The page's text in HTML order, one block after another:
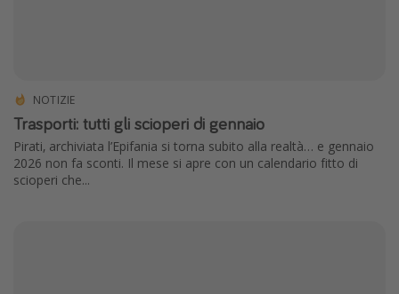
NOTIZIE
Trasporti: tutti gli scioperi di gennaio
Pirati, archiviata l’Epifania si torna subito alla realtà… e gennaio
2026 non fa sconti. Il mese si apre con un calendario fitto di
scioperi che...